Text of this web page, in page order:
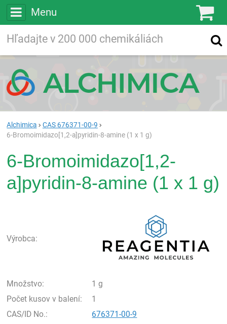
Menu
Vyhľadávanie
Alchimica
CAS 676371-00-9
6-Bromoimidazo[1,2-a]pyridin-8-amine (1 x 1 g)
6-Bromoimidazo[1,2-
a]pyridin-8-amine (1 x 1 g)
Výrobca:
Množstvo:
1 g
Počet kusov v balení:
1
CAS/ID No.:
676371-00-9